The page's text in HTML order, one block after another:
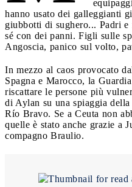
hanno usato dei galleggianti
giubbotti di sughero... Padri
sé con dei panni. Figli sulle
Angoscia, panico sul volto,
In mezzo al caos provocato
Spagna e Marocco, la
riscattare le persone più
di Aylan su una spiaggia
Río Bravo. Se a Ceuta non
quelle è stato anche grazie a
compagno Braulio.